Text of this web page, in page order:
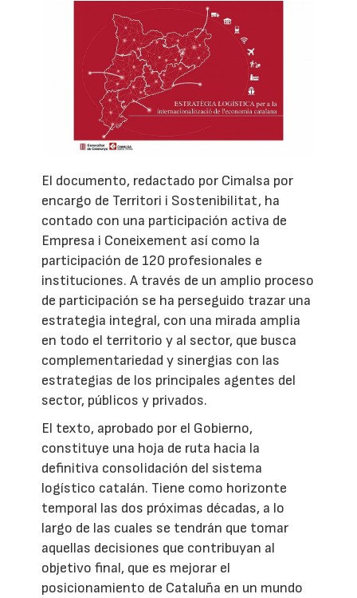
El documento, redactado por Cimalsa por
encargo de Territori i Sostenibilitat, ha
contado con una participación activa de
Empresa i Coneixement así como la
participación de 120 profesionales e
instituciones. A través de un amplio proceso
de participación se ha perseguido trazar una
estrategia integral, con una mirada amplia
en todo el territorio y al sector, que busca
complementariedad y sinergias con las
estrategias de los principales agentes del
sector, públicos y privados.
El texto, aprobado por el Gobierno,
constituye una hoja de ruta hacia la
definitiva consolidación del sistema
logístico catalán. Tiene como horizonte
temporal las dos próximas décadas, a lo
largo de las cuales se tendrán que tomar
aquellas decisiones que contribuyan al
objetivo final, que es mejorar el
posicionamiento de Cataluña en un mundo